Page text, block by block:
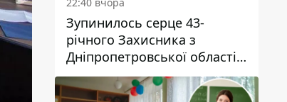
Зупинилось серце 43-
річного Захисника з
Дніпропетровської області
Євгена Зінченка